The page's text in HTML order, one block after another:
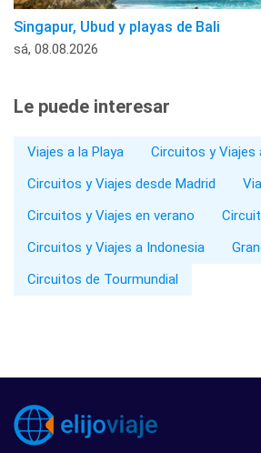
Singapur, Ubud y playas de Bali
sá, 08.08.2026
Le puede interesar
Viajes a la Playa
Circuitos y Viajes
Circuitos y Viajes desde Madrid
Circuitos y Viajes en verano
Circuitos y Viajes a Indonesia
Circuitos de Tourmundial